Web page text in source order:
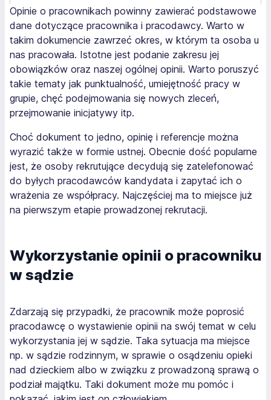
Opinie o pracownikach powinny zawierać podstawowe
dane dotyczące pracownika i pracodawcy. Warto w
takim dokumencie zawrzeć okres, w którym ta osoba u
nas pracowała. Istotne jest podanie zakresu jej
obowiązków oraz naszej ogólnej opinii. Warto poruszyć
takie tematy jak punktualność, umiejętność pracy w
grupie, chęć podejmowania się nowych zleceń,
przejmowanie inicjatywy itp.
Choć dokument to jedno, opinię i referencje można
wyrazić także w formie ustnej. Obecnie dość popularne
jest, że osoby rekrutujące decydują się zatelefonować
do byłych pracodawców kandydata i zapytać ich o
wrażenia ze współpracy. Najczęściej ma to miejsce już
na pierwszym etapie prowadzonej rekrutacji.
Wykorzystanie opinii o pracowniku
w sądzie
Zdarzają się przypadki, że pracownik może poprosić
pracodawcę o wystawienie opinii na swój temat w celu
wykorzystania jej w sądzie. Taka sytuacja ma miejsce
np. w sądzie rodzinnym, w sprawie o osądzeniu opieki
nad dzieckiem albo w związku z prowadzoną sprawą o
podział majątku. Taki dokument może mu pomóc i